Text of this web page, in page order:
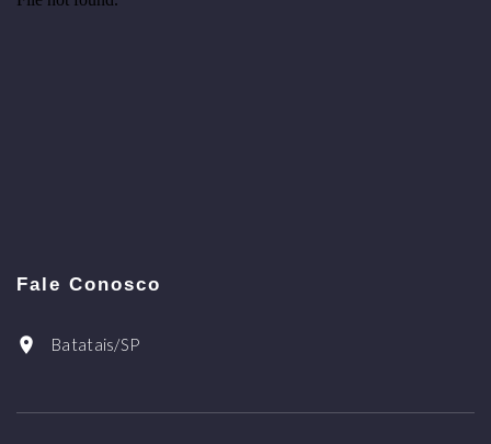
Fale Conosco
Batatais/SP